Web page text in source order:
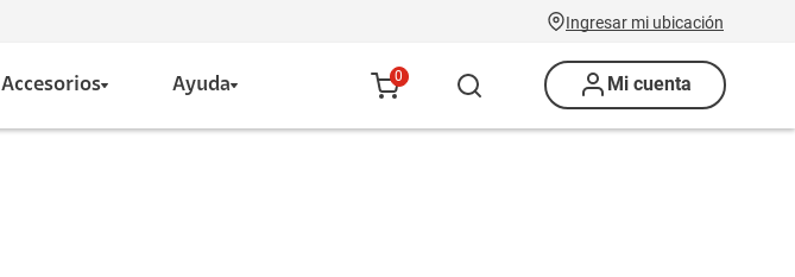
Ingresar mi ubicación
Accesorios Ayuda 0 Mi cuenta